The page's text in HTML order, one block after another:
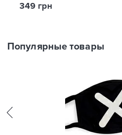
349 грн
Популярные товары